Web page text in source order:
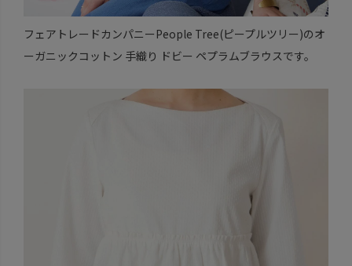
フェアトレードカンパニーPeople Tree(ピープルツリー)のオ
ーガニックコットン 手織り ドビー ペプラムブラウスです。